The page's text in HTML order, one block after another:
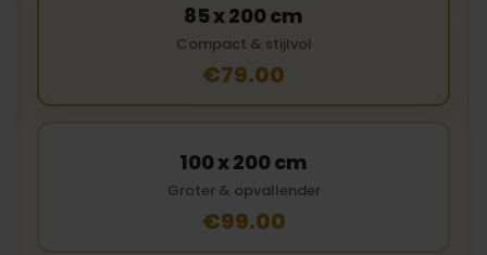
85 x 200 cm
Compact & stijlvol
€79.00
100 x 200 cm
Groter & opvallender
€99.00